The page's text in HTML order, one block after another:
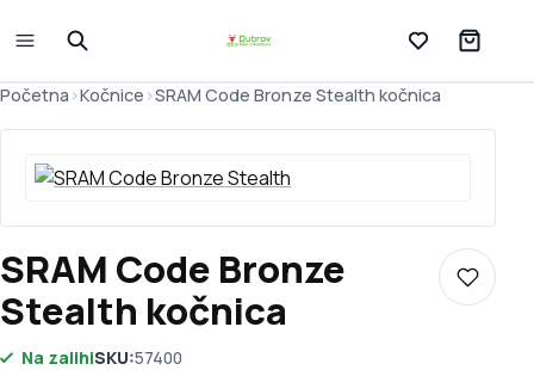
Lista želja
Početna >Kočnice >SRAM Code Bronze Stealth kočnica
SRAM Code Bronze
Stealth kočnica
Dodaj
Na zalihiSKU:57400